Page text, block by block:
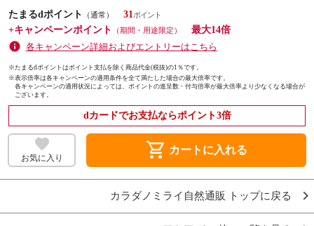
たまるdポイント
（通常）
31
+キャンペーンポイント
（期間・用途限定）
最大14倍
各キャンペーン詳細およびエントリーはこちら
※たまるdポイントはポイント支払を除く商品代金(税抜)の1％です。
※表示倍率は各キャンペーンの適用条件を全て満たした場合の最大倍率です。
各キャンペーンの適用状況によっては、ポイントの進呈数・付与倍率が最大倍率より少なくなる場合が
ございます。
dカードでお支払ならポイント3倍
お気に入り shopping_cart カートに入れる
カラダノミライ自然通販 トップに戻る